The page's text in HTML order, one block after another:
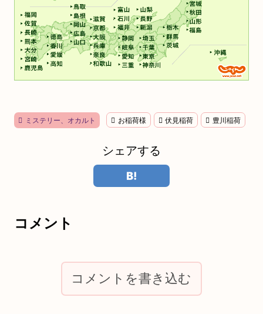
ミステリー、オカルト お稲荷様 伏見稲荷 豊川稲荷
シェアする
コメント
コメントを書き込む